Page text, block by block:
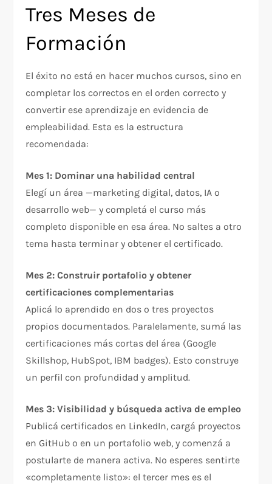
Tres Meses de
Formación
El éxito no está en hacer muchos cursos, sino en
completar los correctos en el orden correcto y
convertir ese aprendizaje en evidencia de
empleabilidad. Esta es la estructura
recomendada:
Mes 1: Dominar una habilidad central
Elegí un área —marketing digital, datos, IA o
desarrollo web— y completá el curso más
completo disponible en esa área. No saltes a otro
tema hasta terminar y obtener el certificado.
Mes 2: Construir portafolio y obtener
certificaciones complementarias
Aplicá lo aprendido en dos o tres proyectos
propios documentados. Paralelamente, sumá las
certificaciones más cortas del área (Google
Skillshop, HubSpot, IBM badges). Esto construye
un perfil con profundidad y amplitud.
Mes 3: Visibilidad y búsqueda activa de empleo
Publicá certificados en LinkedIn, cargá proyectos
en GitHub o en un portafolio web, y comenzá a
postularte de manera activa. No esperes sentirte
«completamente listo»: el tercer mes es el